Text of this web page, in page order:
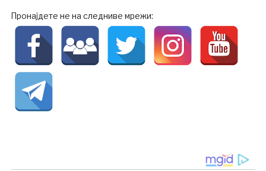
Пронајдете не на следниве мрежи: